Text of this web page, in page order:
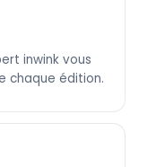
inwink vous
chaque édition.